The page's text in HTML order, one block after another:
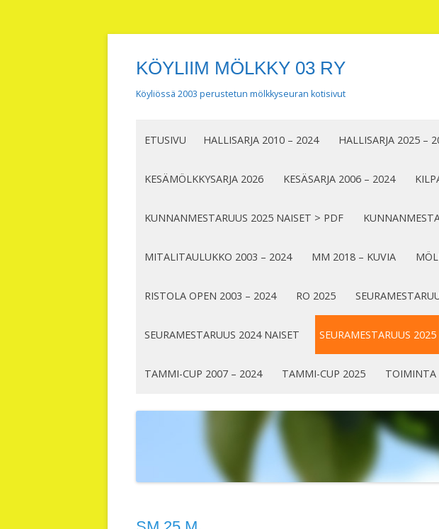
KÖYLIIM MÖLKKY 03 RY
Köyliössä 2003 perustetun mölkkyseuran kotisivut
ETUSIVU HALLISARJA 2010 – 2024 HALLISARJA 2025 –
KESÄMÖLKKYSARJA 2026 KESÄSARJA 2006 – 2024
KUNNANMESTARUUS 2025 NAISET > PDF
MITALITAULUKKO 2003 – 2024 MM 2018 – KUVIA
RISTOLA OPEN 2003 – 2024 RO 2025
SEURAMESTARUUS 2024 NAISET SEURAMESTARUUS 2025
TAMMI-CUP 2007 – 2024 TAMMI-CUP 2025 TOIMINTA